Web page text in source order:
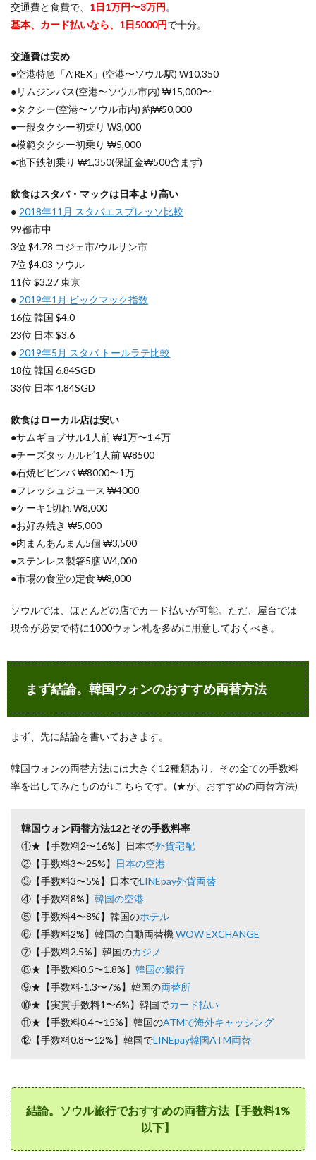
料
16〜
25%】
新千歳
空港は
最悪
料
17%】
仙台空
港での
ダメ
4.3
【手数
料4〜
成田空
港の両
替もダ
メ
4.4
料3〜
17%】
羽田空
港は
Pay両
替で
4.5
【手数
16〜
18%】
中部空
港セン
トレア
もダメ
4.6
料4〜
17%】
関西国
の両替
4.7
17%】
LINE
Pay両
③【手
数料
3〜
5%】
LINE
Pay外
貨両替
は日本
の両替
として
6
④【手
数料
8%】
韓国の
空港で
は悪い
6.1
川国
交通費と食費で、 1日1万円〜3万円。
基本、カード払いなら、1日5000円で十分。
交通費は安め
●空港特急「A’REX」(空港〜ソウル駅) ₩10,350
●リムジンバス(空港〜ソウル市内) ₩15,000〜
●タクシー(空港〜ソウル市内) 約₩50,000
●一般タクシー初乗り ₩3,000
●模範タクシー初乗り ₩5,000
●地下鉄初乗り ₩1,350(保証金₩500含まず)
飲食はスタバ・マックは日本より高い
● 2018年11月 スタバエスプレッソ比較
99都市中
3位 $4.78 コジェ市/ウルサン市
7位 $4.03 ソウル
11位 $3.27 東京
● 2019年1月 ビックマック指数
16位 韓国 $4.0
23位 日本 $3.6
● 2019年5月 スタバ トールラテ比較
18位 韓国 6.84SGD
33位 日本 4.84SGD
飲食はローカル店は安い
●サムギョプサル1人前 ₩1万〜1.4万
●チーズタッカルビ1人前 ₩8500
●石焼ビビンバ ₩8000〜1万
●フレッシュジュース ₩4000
●ケーキ1切れ ₩8,000
●お好み焼き ₩5,000
●肉まんあんまん5個 ₩3,500
●ステンレス製箸5膳 ₩4,000
●市場の食堂の定食 ₩8,000
ソウルでは、ほとんどの店でカード払いが可能。ただ、屋台では
現金が必要で特に1000ウォン札を多めに用意しておくべき。
まず結論。韓国ウォンのおすすめ両替方法
まず、先に結論を書いておきます。
韓国ウォンの両替方法には大きく12種類あり、その全ての手数料
率を出してみたものが↓こちらです。(★が、おすすめの両替方法)
韓国ウォン両替方法12とその手数料率
①★【手数料2〜16%】日本で外貨宅配
②【手数料3〜25%】
日本の空港
③【手数料3〜5%】日本でLINEpay外貨両替
④【手数料8%】 韓国の空港
⑤【手数料4〜8%】韓国のホテル
⑥【手数料2%】韓国の自動両替機WOW EXCHANGE
⑦【手数料2.5%】韓国のカジノ
⑧★【手数料0.5〜1.8%】 韓国の銀行
⑨★【手数料-1.3〜7%】韓国の両替所
⑩★【実質手数料1〜6%】韓国でカード払い
⑪★【手数料0.4〜15%】韓国のATMで海外キャッシング
⑫【手数料0.8〜12%】韓国でLINEpay韓国ATM両替
結論。ソウル旅行でおすすめの両替方法【手数料1%
以下】